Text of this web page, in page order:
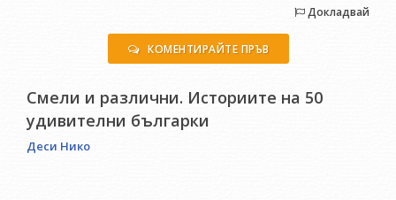
Докладвай
КОМЕНТИРАЙТЕ ПРЪВ
Смели и различни. Историите на 50
удивителни българки
Деси Нико